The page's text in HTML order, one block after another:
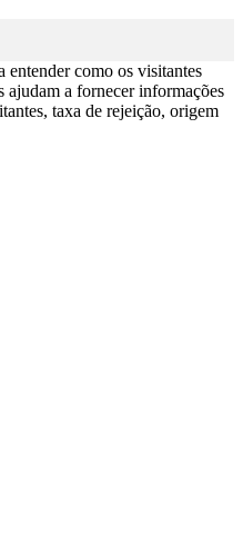
entender como os visitantes
ajudam a fornecer informações
taxa de rejeição, origem